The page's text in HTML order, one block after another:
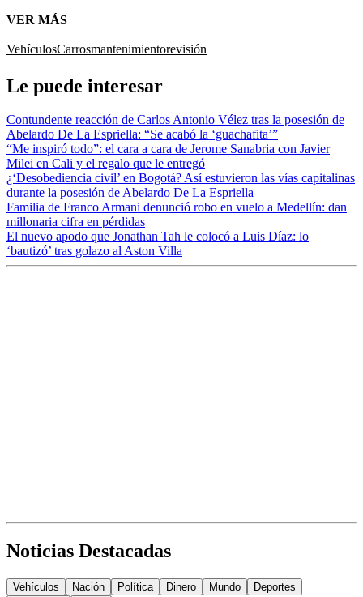
VER MÁS
VehículosCarrosmantenimientorevisión
Le puede interesar
Contundente reacción de Carlos Antonio Vélez tras la posesión de
Abelardo De La Espriella: “Se acabó la ‘guachafita’”
“Me inspiró todo”: el cara a cara de Jerome Sanabria con Javier
Milei en Cali y el regalo que le entregó
¿‘Desobediencia civil’ en Bogotá? Así estuvieron las vías capitalinas
durante la posesión de Abelardo De La Espriella
Familia de Franco Armani denunció robo en vuelo a Medellín: dan
millonaria cifra en pérdidas
El nuevo apodo que Jonathan Tah le colocó a Luis Díaz: lo
‘bautizó’ tras golazo al Aston Villa
Noticias Destacadas
Vehículos Nación Política Dinero Mundo
Deportes